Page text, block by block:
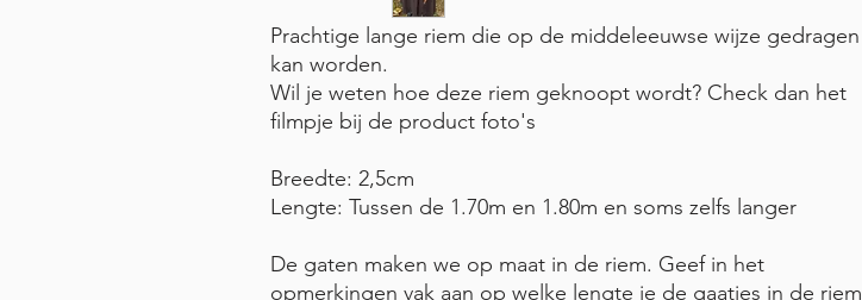
Prachtige lange riem die op de middeleeuwse wijze gedragen
kan worden.
Wil je weten hoe deze riem geknoopt wordt? Check dan het
filmpje bij de product foto's
Breedte: 2,5cm
Lengte: Tussen de 1.70m en 1.80m en soms zelfs langer
De gaten maken we op maat in de riem. Geef in het
opmerkingen vak aan op welke lengte je de gaatjes in de riem